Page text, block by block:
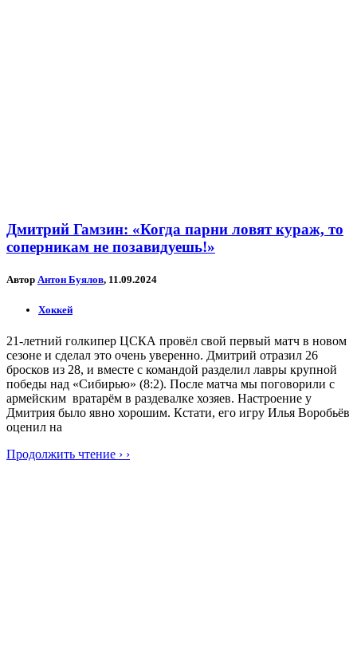
Дмитрий Гамзин: «Когда парни ловят кураж, то
соперникам не позавидуешь!»
Автор Антон Буялов, 11.09.2024
Хоккей
21-летний голкипер ЦСКА провёл свой первый матч в новом
сезоне и сделал это очень уверенно. Дмитрий отразил 26
бросков из 28, и вместе с командой разделил лавры крупной
победы над «Сибирью» (8:2). После матча мы поговорили с
армейским вратарём в раздевалке хозяев. Настроение у
Дмитрия было явно хорошим. Кстати, его игру Илья Воробьёв
оценил на
Продолжить чтение › ›